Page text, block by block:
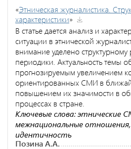
«Этническая журналистика.
характеристики»
В статье дается анализ и
ситуации в этнической
внимание уделено структурному
периодики. Актуальность темы
прогнозируемым увеличением
ориентированных СМИ в
повышением их значимости в
процессах в стране.
Ключевые слова: этнические
межнациональные
идентичность
Позина А.А.